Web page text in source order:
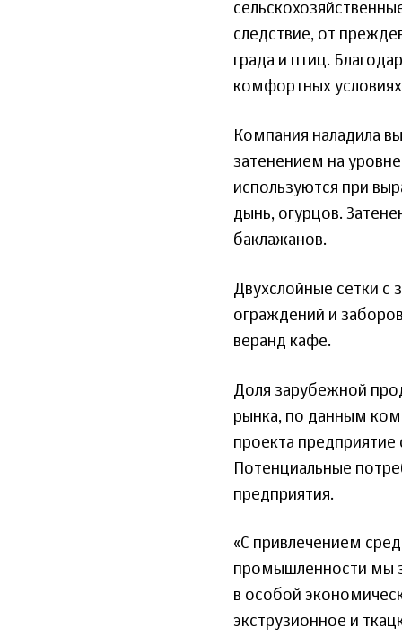
следствие, от
града и птиц.
комфортных
Компания наладила
затенением на
используются при
дынь, огурцов.
баклажанов.
Двухслойные сетки с
ограждений и
веранд кафе.
Доля зарубежной
рынка, по данным
проекта
Потенциальные
предприятия.
«С привлечением
промышленности мы
в особой
экструзионное и